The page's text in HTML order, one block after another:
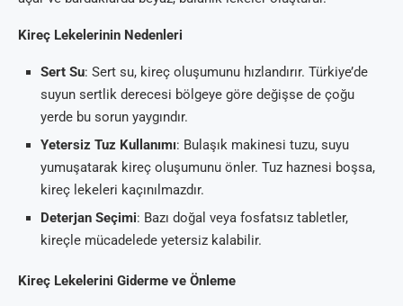
Kireç Lekelerinin Nedenleri
Sert Su: Sert su, kireç oluşumunu hızlandırır. Türkiye’de
suyun sertlik derecesi bölgeye göre değişse de çoğu
yerde bu sorun yaygındır.
Yetersiz Tuz Kullanımı: Bulaşık makinesi tuzu, suyu
yumuşatarak kireç oluşumunu önler. Tuz haznesi boşsa,
kireç lekeleri kaçınılmazdır.
Deterjan Seçimi: Bazı doğal veya fosfatsız tabletler,
kireçle mücadelede yetersiz kalabilir.
Kireç Lekelerini Giderme ve Önleme